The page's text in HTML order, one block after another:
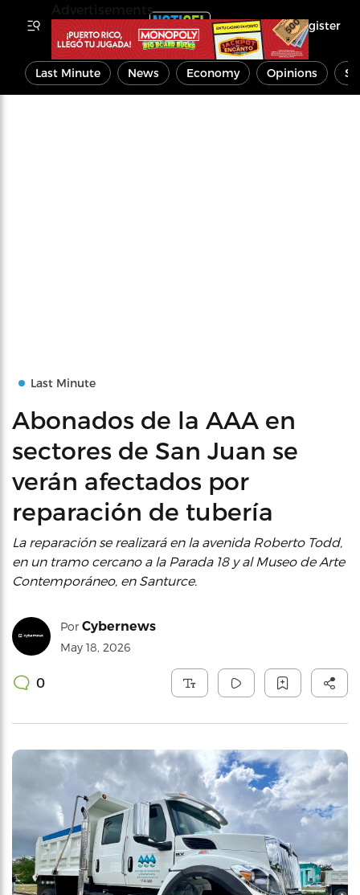
Register
Last Minute News Economy Opinions
Last Minute
Abonados de la AAA en
sectores de San Juan se
verán afectados por
reparación de tubería
La reparación se realizará en la avenida Roberto Todd,
en un tramo cercano a la Parada 18 y al Museo de Arte
Contemporáneo, en Santurce.
Por Cybernews
May 18, 2026
0
Advertisements